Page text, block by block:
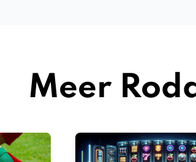
Meer